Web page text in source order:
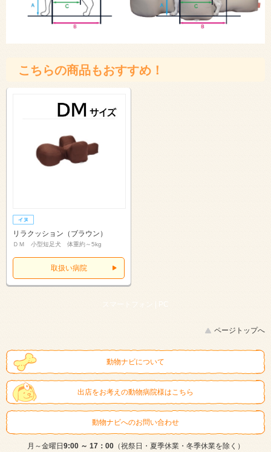
こちらの商品もおすすめ！
リラクッション（ブラウン）
ＤＭ 小型短足犬 体重約～5kg
取扱い病院
スマートフォン |
ページトップへ
動物ナビについて
出店をお考えの動物病院様はこちら
動物ナビへのお問い合わせ
月～金曜日 9:00 ～ 17：00（祝祭日・夏季休業・冬季休業を除く）